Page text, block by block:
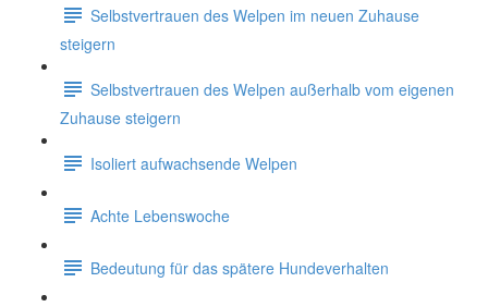
Selbstvertrauen des Welpen im neuen Zuhause
steigern
Selbstvertrauen des Welpen außerhalb vom eigenen
Zuhause steigern
Isoliert aufwachsende Welpen
Achte Lebenswoche
Bedeutung für das spätere Hundeverhalten